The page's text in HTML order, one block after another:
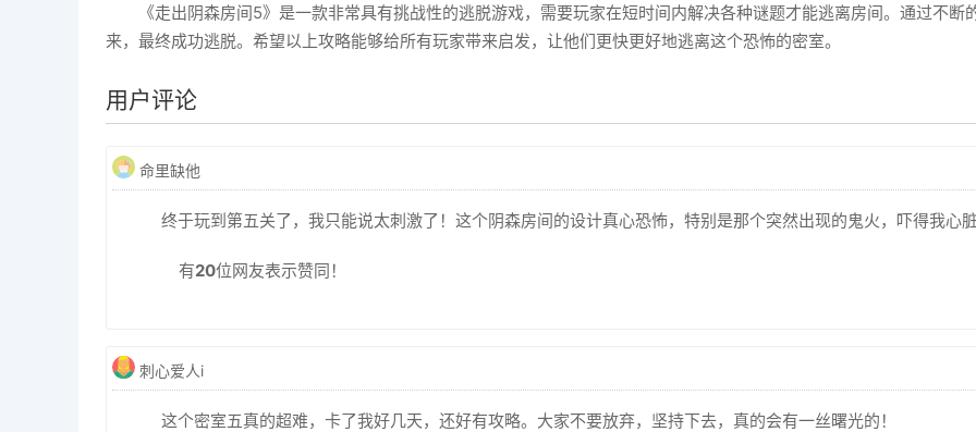
《走出阴森房间5》是一款非常具有挑战性的逃脱游戏，需要玩家在短时间内解决各种谜题才能逃离房间。通过不
来，最终成功逃脱。希望以上攻略能够给所有玩家带来启发，让他们更快更好地逃离这个恐怖的密室。
用户评论
命里缺他
终于玩到第五关了，我只能说太刺激了！这个阴森房间的设计真心恐怖，特别是那个突然出现的鬼火，吓得我心
有20位网友表示赞同！
刺心爱人i
这个密室五真的超难，卡了我好几天，还好有攻略。大家不要放弃，坚持下去，真的会有一丝曙光的！